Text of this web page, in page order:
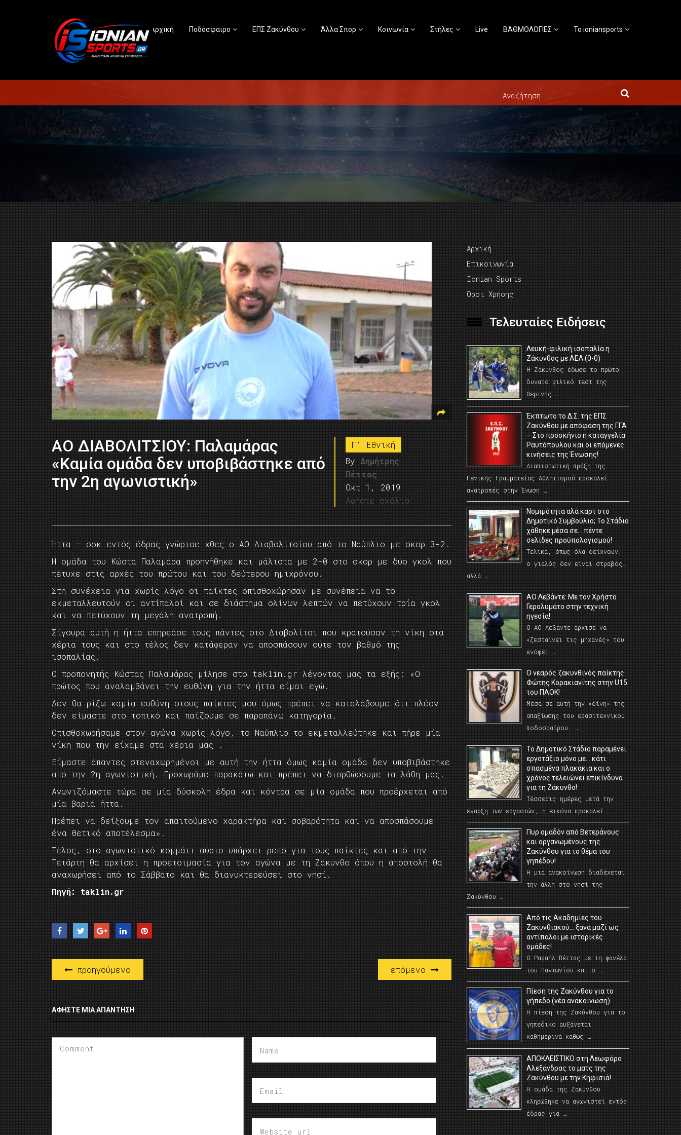
Αρχική Ποδόσφαιρο ΕΠΣ Ζακύνθου Άλλα Σπορ Κοινωνία Στήλες Live ΒΑΘΜΟΛΟΓΙΕΣ Το ioniansports
ΑΟ ΔΙΑΒΟΛΙΤΣΙΟΥ: Παλαμάρας
«Καμία ομάδα δεν υποβιβάστηκε από
την 2η αγωνιστική»
Γ' Εθνική
By Δημήτρης
Πέττας
Οκτ 1, 2019
Αφήστε σχόλιο
Ήττα – σοκ εντός έδρας γνώρισε χθες ο ΑΟ Διαβολιτσίου από το Ναύπλιο με σκορ 3-2.
Η ομάδα του Κώστα Παλαμάρα προηγήθηκε και μάλιστα με 2-0 στο σκορ με δύο γκολ που
πέτυχε στις αρχές του πρώτου και του δεύτερου ημιχρόνου.
Στη συνέχεια για χωρίς λόγο οι παίκτες οπισθοχώρησαν με συνέπεια να το
εκμεταλλευτούν οι αντίπαλοί και σε διάστημα ολίγων λεπτών να πετύχουν τρία γκολ
και να πετύχουν τη μεγάλη ανατροπή.
Σίγουρα αυτή η ήττα επηρεάσε τους πάντες στο Διαβολίτσι που κρατούσαν τη νίκη στα
χέρια τους και στο τέλος δεν κατάφεραν να αποσπάσουν ούτε τον βαθμό της
ισοπαλίας.
Ο προπονητής Κώστας Παλαμάρας μίλησε στο taklin.gr λέγοντας μας τα εξής: «Ο
πρώτος που αναλαμβάνει την ευθύνη για την ήττα είμαι εγώ.
Δεν θα ρίξω καμία ευθύνη στους παίκτες μου όμως πρέπει να καταλάβουμε ότι πλέον
δεν είμαστε στο τοπικό και παίζουμε σε παραπάνω κατηγορία.
Οπισθοχωρήσαμε στον αγώνα χωρίς λόγο, το Ναύπλιο το εκμεταλλεύτηκε και πήρε μία
νίκη που την είχαμε στα χέρια μας .
Είμαστε άπαντες στεναχωρημένοι με αυτή την ήττα όμως καμία ομάδα δεν υποβιβάστηκε
από την 2η αγωνιστική. Προχωράμε παρακάτω και πρέπει να διορθώσουμε τα λάθη μας.
Αγωνιζόμαστε τώρα σε μία δύσκολη έδρα και κόντρα σε μία ομάδα που προέρχεται από
μία βαριά ήττα.
Πρέπει να δείξουμε τον απαιτούμενο χαρακτήρα και σοβαρότητα και να αποσπάσουμε
ένα θετικό αποτέλεσμα».
Τέλος, στο αγωνιστικό κομμάτι αύριο υπάρχει ρεπό για τους παίκτες και από την
Τετάρτη θα αρχίσει η προετοιμασία για τον αγώνα με τη Ζάκυνθο όπου η αποστολή θα
αναχωρήσει από το Σάββατο και θα διανυκτερεύσει στο νησί.
Πηγή: taklin.gr
προηγούμενο επόμενο
ΑΦΉΣΤΕ ΜΙΑ ΑΠΆΝΤΗΣΗ
Αρχική
Επικοινωνία
Ionian Sports
Όροι Χρήσης
Τελευταίες Ειδήσεις
Λευκή-φιλική ισοπαλία η
Ζάκυνθος με ΑΕΛ (0-0)
Η Ζάκυνθος έδωσε το πρώτο
δυνατό φιλικό τεστ της
θερινής …
Έκπτωτο το Δ.Σ. της ΕΠΣ
Ζακύνθου με απόφαση της ΓΓΑ
– Στο προσκήνιο η καταγγελία
Ραυτόπουλου και οι επόμενες
κινήσεις της Ένωσης!
Διαπιστωτική πράξη της
Γενικής Γραμματείας Αθλητισμού προκαλεί
ανατροπές στην Ένωση …
Νομιμότητα αλά καρτ στο
Δημοτικό Συμβούλιο; Το Στάδιο
χάθηκε μέσα σε… πέντε
σελίδες προϋπολογισμού!
Τελικά, όπως όλα δείχνουν,
ο γιαλός δεν είναι στραβός…
αλλά …
ΑΟ Λεβάντε: Με τον Χρήστο
Γερολυμάτο στην τεχνική
ηγεσία!
Ο ΑΟ Λεβάντε άρχισε να
«ζεσταίνει τις μηχανές» του
ενόψει …
O νεαρός ζακυνθινός παίκτης
Φώτης Κορακιανίτης στην U15
του ΠΑΟΚ!
Μέσα σε αυτή την «δίνη» της
απαξίωσης του ερασιτεχνικού
ποδοσφαίρου. …
Το Δημοτικό Στάδιο παραμένει
εργοτάξιο μόνο με… κάτι
σπασμένα πλακάκια και ο
χρόνος τελειώνει επικίνδυνα
για τη Ζάκυνθο!
Τέσσερις ημέρες μετά την
έναρξη των εργασιών, η εικόνα προκαλεί …
Πυρ ομαδόν από Βετεράνους
και οργανωμένους της
Ζακύνθου για το θέμα του
γηπέδου!
Η μια ανακοίνωση διαδέχεται
την άλλη στο νησί της
Ζακύνθου …
Από τις Ακαδημίες του
Ζακυνθιακού… ξανά μαζί ως
αντίπαλοι με ιστορικές
ομάδες!
Ο Ραφαήλ Πέττας με τη φανέλα
του Πανιωνίου και ο …
Πίεση της Ζακύνθου για το
γήπεδο (νέα ανακοίνωση)
Η πίεση της Ζακύνθου για το
γηπεδικο αυξάνεται
καθημερινά καθώς …
AΠΟΚΛΕΙΣΤΙΚΟ στη Λεωφόρο
Αλεξάνδρας το ματς της
Ζακύνθου με την Κηφισιά!
Η ομάδα της Ζακύνθου
κληρώθηκε να αγωνιστεί εντός
έδρας για …